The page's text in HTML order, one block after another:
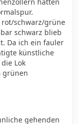
rot/schwarz/grüne
schwarz blieb
Da ich ein fauler
künstliche
Lok
grünen
gehenden